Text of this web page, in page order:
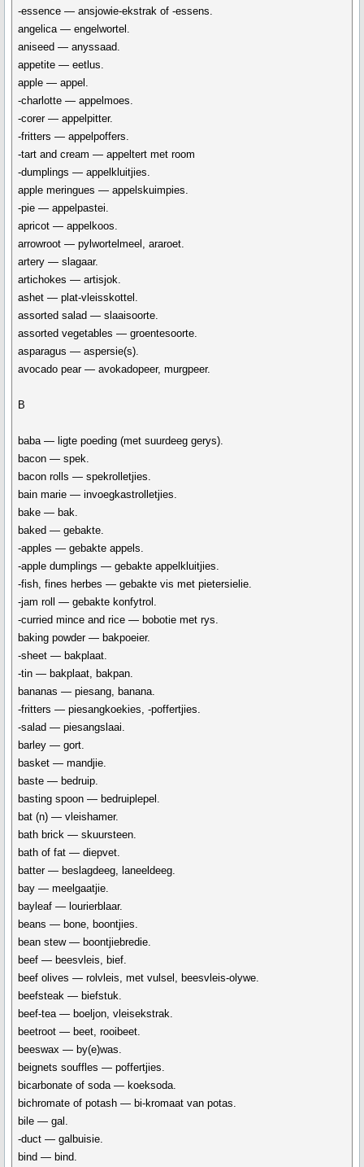
-essence — ansjowie-ekstrak of -essens.
angelica — engelwortel.
aniseed — anyssaad.
appetite — eetlus.
apple — appel.
-charlotte — appelmoes.
-corer — appelpitter.
-fritters — appelpoffers.
-tart and cream — appeltert met room
-dumplings — appelkluitjies.
apple meringues — appelskuimpies.
-pie — appelpastei.
apricot — appelkoos.
arrowroot — pylwortelmeel, araroet.
artery — slagaar.
artichokes — artisjok.
ashet — plat-vleisskottel.
assorted salad — slaaisoorte.
assorted vegetables — groentesoorte.
asparagus — aspersie(s).
avocado pear — avokadopeer, murgpeer.
B
baba — ligte poeding (met suurdeeg gerys).
bacon — spek.
bacon rolls — spekrolletjies.
bain marie — invoegkastrolletjies.
bake — bak.
baked — gebakte.
-apples — gebakte appels.
-apple dumplings — gebakte appelkluitjies.
-fish, fines herbes — gebakte vis met pietersielie.
-jam roll — gebakte konfytrol.
-curried mince and rice — bobotie met rys.
baking powder — bakpoeier.
-sheet — bakplaat.
-tin — bakplaat, bakpan.
bananas — piesang, banana.
-fritters — piesangkoekies, -poffertjies.
-salad — piesangslaai.
barley — gort.
basket — mandjie.
baste — bedruip.
basting spoon — bedruiplepel.
bat (n) — vleishamer.
bath brick — skuursteen.
bath of fat — diepvet.
batter — beslagdeeg, laneeldeeg.
bay — meelgaatjie.
bayleaf — lourierblaar.
beans — bone, boontjies.
bean stew — boontjiebredie.
beef — beesvleis, bief.
beef olives — rolvleis, met vulsel, beesvleis-olywe.
beefsteak — biefstuk.
beef-tea — boeljon, vleisekstrak.
beetroot — beet, rooibeet.
beeswax — by(e)was.
beignets souffles — poffertjies.
bicarbonate of soda — koeksoda.
bichromate of potash — bi-kromaat van potas.
bile — gal.
-duct — galbuisie.
bind — bind.